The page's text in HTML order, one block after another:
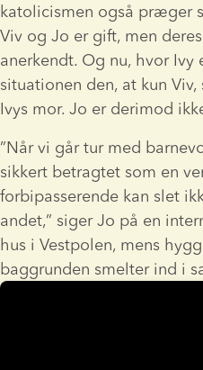
katolicismen også præger
Viv og Jo er gift, men
anerkendt. Og nu, hvor
situationen den, at kun
Ivys mor. Jo er derimod
”Når vi går tur med
sikkert betragtet som en
forbipasserende kan slet
andet,” siger Jo på en
hus i Vestpolen, mens
baggrunden smelter ind i